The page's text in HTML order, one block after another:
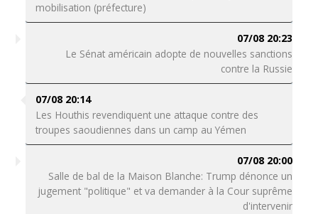
mobilisation (préfecture)
07/08 20:23
Le Sénat américain adopte de nouvelles sanctions
contre la Russie
07/08 20:14
Les Houthis revendiquent une attaque contre des
troupes saoudiennes dans un camp au Yémen
07/08 20:00
Salle de bal de la Maison Blanche: Trump dénonce un
jugement "politique" et va demander à la Cour suprême
d'intervenir